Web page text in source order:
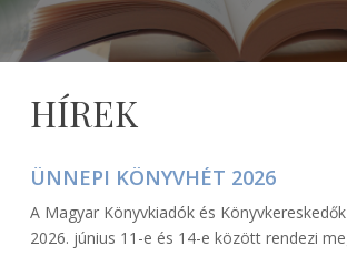
HÍREK
06-
27
ÜNNEPI KÖNYVHÉT 2026
A Magyar Könyvkiadók és
2026. június 11-e és 14-e között rendezi